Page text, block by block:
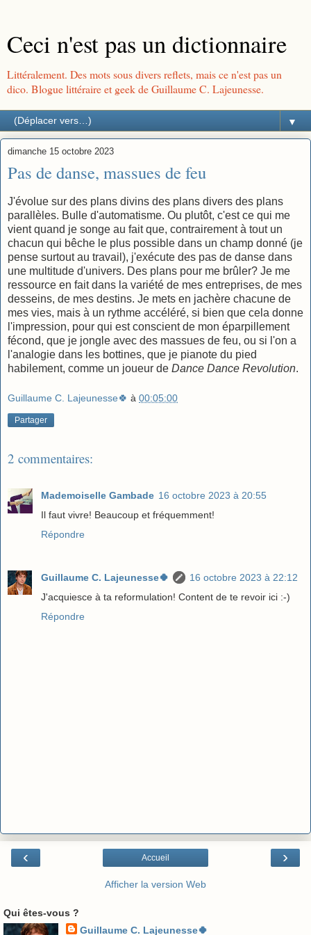
Ceci n'est pas un dictionnaire
Littéralement. Des mots sous divers reflets, mais ce n'est pas un
dico. Blogue littéraire et geek de Guillaume C. Lajeunesse.
▼
dimanche 15 octobre 2023
Pas de danse, massues de feu
J'évolue sur des plans divins des plans divers des plans
parallèles. Bulle d'automatisme. Ou plutôt, c'est ce qui me
vient quand je songe au fait que, contrairement à tout un
chacun qui bêche le plus possible dans un champ donné (je
pense surtout au travail), j'exécute des pas de danse dans
une multitude d'univers. Des plans pour me brûler? Je me
ressource en fait dans la variété de mes entreprises, de mes
desseins, de mes destins. Je mets en jachère chacune de
mes vies, mais à un rythme accéléré, si bien que cela donne
l'impression, pour qui est conscient de mon éparpillement
fécond, que je jongle avec des massues de feu, ou si l'on a
l'analogie dans les bottines, que je pianote du pied
habilement, comme un joueur de Dance Dance Revolution.
Guillaume C. Lajeunesse🍀 à 00:05:00
Partager
2 commentaires:
Mademoiselle Gambade 16 octobre 2023 à 20:55
Il faut vivre! Beaucoup et fréquemment!
Répondre
Guillaume C. Lajeunesse🍀
16 octobre 2023 à 22:12
J'acquiesce à ta reformulation! Content de te revoir ici :-)
Répondre
‹ ›
Accueil
Afficher la version Web
Qui êtes-vous ?
Guillaume C. Lajeunesse🍀